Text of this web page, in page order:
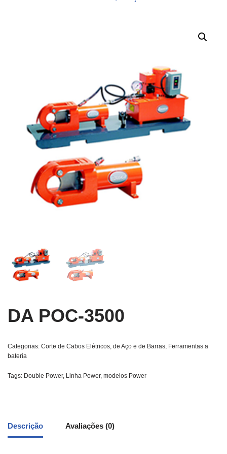
DA POC-3500
Categorias: Corte de Cabos Elétricos, de Aço e de Barras Ferramentas a
bateria
Tags: Double Power, Linha Power, modelos Power
Descrição Avaliações (0)